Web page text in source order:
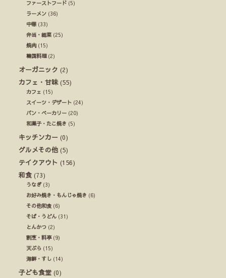
ファーストフード (5)
ラーメン (36)
中華(33)
弁当・総菜 (25)
焼肉 (15)
韓国料理(2)
オーガニック (2)
カフェ・甘味(55)
カフェ (15)
スイーツ・デザート (24)
パン・ベーカリー (20)
和菓子・たこ焼き (5)
キッチンカー (0)
グルメその他 (5)
テイクアウト (156)
和食 (73)
うなぎ(3)
お好み焼き・もんじゃ焼き (6)
その他和食(6)
そば・うどん (31)
とんかつ (2)
割烹・料亭(9)
天ぷら (15)
海鮮・すし (14)
子ども食堂 (0)